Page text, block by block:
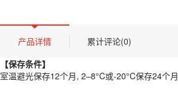
产品描述
【保存条件】
室温避光保存12个月, 2–8°C或-20°C保存24个月
【概述】
产品详情
累计评论(0)
【保存条件】
室温避光保存12个月, 2–8°C或-20°C保存24个月